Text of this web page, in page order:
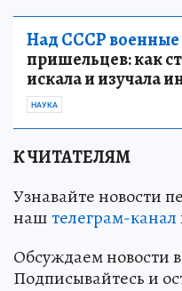
Над СССР военные
пришельцев: как
искала и изучала
НАУКА
К ЧИТАТЕЛЯМ
Узнавайте новости
наштелеграм-канал
Обсуждаем новости
Подписывайтесь и